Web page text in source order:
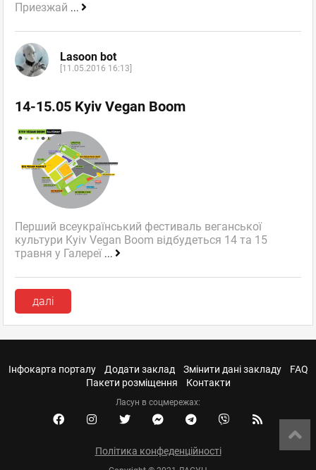
Приезжай ...
Lasoon bot
[11.05.2016 16:13]
14-15.05 Kyiv Vegan Boom
Перший всеукраїнський фестиваль веганської
культури Kyiv Vegan Boom відбудеться 14 та 15
травня у Галереї ...
далі
Інфокарта порталу Додати заклад Змінити дані закладу
FAQ
Пакети розміщення
Контакти
Ласун в соцмережах:
Політика конфеденційності